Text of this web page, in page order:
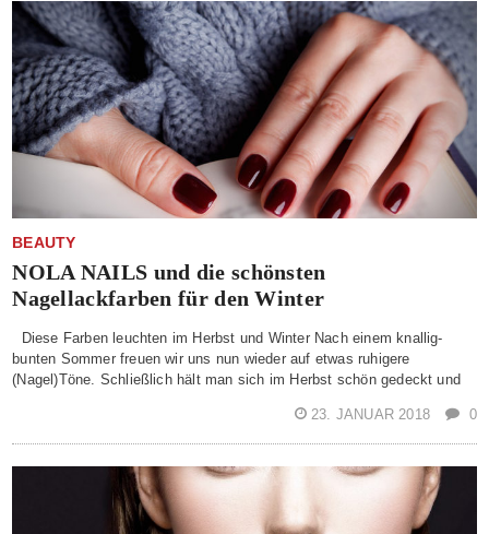
BEAUTY
NOLA NAILS und die schönsten
Nagellackfarben für den Winter
Diese Farben leuchten im Herbst und Winter Nach einem knallig-
bunten Sommer freuen wir uns nun wieder auf etwas ruhigere
(Nagel)Töne. Schließlich hält man sich im Herbst schön gedeckt und
23. JANUAR 2018 0